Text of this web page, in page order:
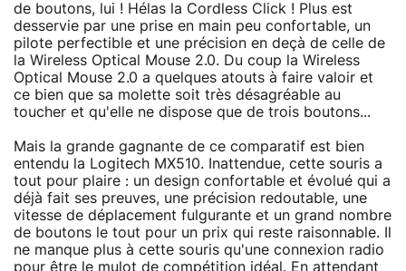
de boutons, lui ! Hélas la Cordless Click ! Plus est
desservie par une prise en main peu confortable, un
pilote perfectible et une précision en deçà de celle de
la Wireless Optical Mouse 2.0. Du coup la Wireless
Optical Mouse 2.0 a quelques atouts à faire valoir et
ce bien que sa molette soit très désagréable au
toucher et qu'elle ne dispose que de trois boutons...
Mais la grande gagnante de ce comparatif est bien
entendu la Logitech MX510. Inattendue, cette souris a
tout pour plaire : un design confortable et évolué qui a
déjà fait ses preuves, une précision redoutable, une
vitesse de déplacement fulgurante et un grand nombre
de boutons le tout pour un prix qui reste raisonnable. Il
ne manque plus à cette souris qu'une connexion radio
pour être le mulot de compétition idéal. En attendant